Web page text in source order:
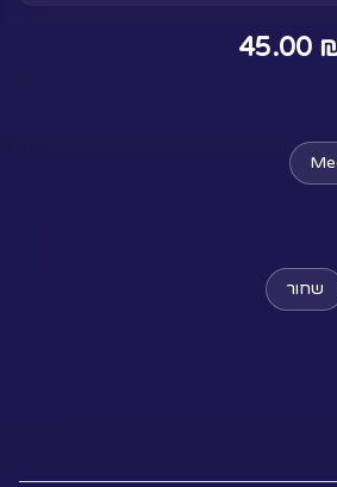
45.00
שחור